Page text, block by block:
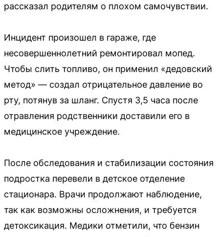
рассказал родителям о плохом самочувствии.
Инцидент произошел в гараже, где
несовершеннолетний ремонтировал мопед.
Чтобы слить топливо, он применил «дедовский
метод» — создал отрицательное давление во
рту, потянув за шланг. Спустя 3,5 часа после
отравления родственники доставили его в
медицинское учреждение.
После обследования и стабилизации состояния
подростка перевели в детское отделение
стационара. Врачи продолжают наблюдение,
так как возможны осложнения, и требуется
детоксикация. Медики отметили, что бензин